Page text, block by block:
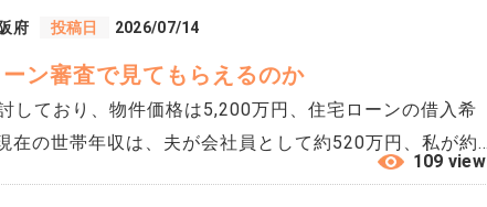
決まっているわけではないそうです。 毎月の住宅
額で考えていましたが、購入後すぐに修繕積立金が上が
たりすると困ります。 夫は、どのマンション
り得ると言っています。 ただ、買ってすぐに負担が増え
渉や購入自体を考え直した方がいいのではとも思いま
府 投稿日 2026/07/14
109 view
ン審査で見てもらえるのか
しており、物件価格は5,200万円、住宅ローンの借入希
在の世帯年収は、夫が会社員として約520万円、私が約
算で申し込む予定ですが、この金額で希望額まで借りら